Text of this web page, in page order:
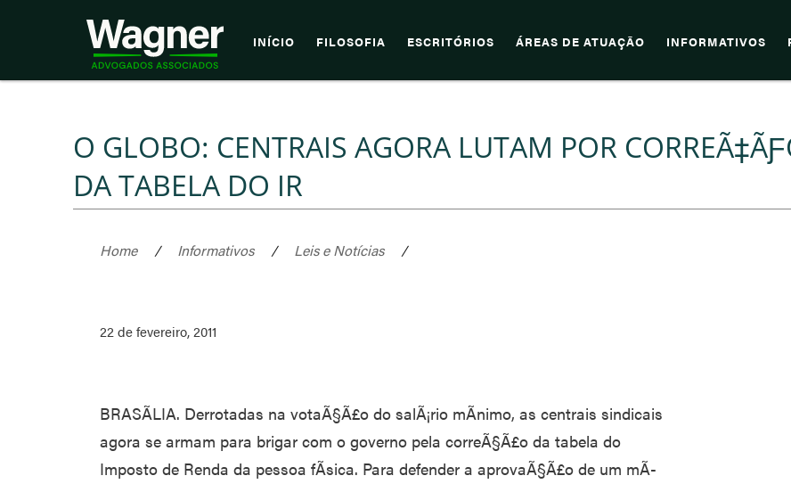
INÍCIO FILOSOFIA ESCRITÓRIOS ÁREAS DE ATUAÇÃO INFORMATIVOS
O GLOBO: CENTRAIS AGORA LUTAM POR
DA TABELA DO IR
Home / Informativos / Leis e Notícias /
22 de fevereiro, 2011
BRASÃLIA. Derrotadas na votaÃ§Ã£o do salÃ¡rio mÃ­nimo, as centrais sindicais
agora se armam para brigar com o governo pela correÃ§Ã£o da tabela do
Imposto de Renda da pessoa fÃ­sica. Para defender a aprovaÃ§Ã£o de um mÃ­